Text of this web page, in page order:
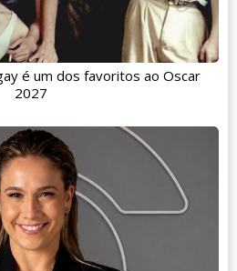
é um dos favoritos ao Oscar
2027